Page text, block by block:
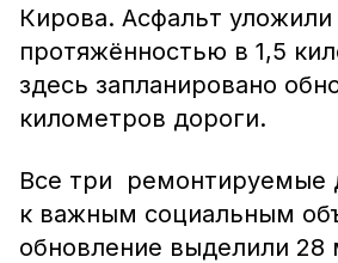
Кирова. Асфальт уложили
протяжённостью в 1,5
здесь запланировано
километров дороги.
Все три ремонтируемые
к важным социальным
обновление выделили 28